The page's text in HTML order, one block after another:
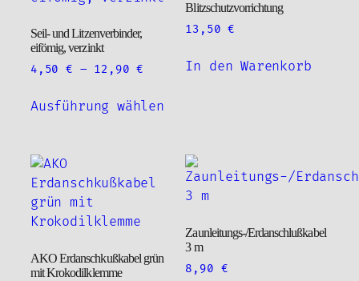
Seil- und Litzenverbinder,
eifömig, verzinkt
4,50€ – 12,90€
Ausführung wählenProdukt
Varianten
auf.
Optionen
können
auf
Blitzschutzvorrichtung
13,50€
In den Warenkorb
AKO Erdanschkußkabel grün
mit Krokodilklemme
Zaunleitungs-/Erdanschlußkabel
3 m
8,90 €